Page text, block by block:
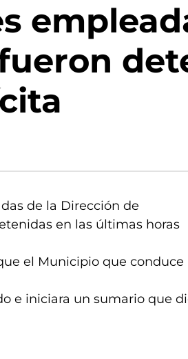
de la Dirección de
en las últimas horas
el Municipio que conduce
e iniciara un sumario que